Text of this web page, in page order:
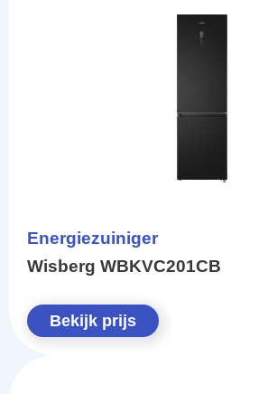
Energiezuiniger
Wisberg WBKVC201CB
Bekijk prijs